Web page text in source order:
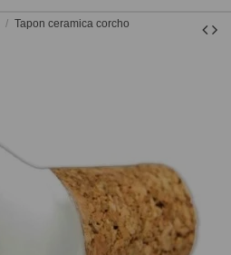
Tapon ceramica corcho